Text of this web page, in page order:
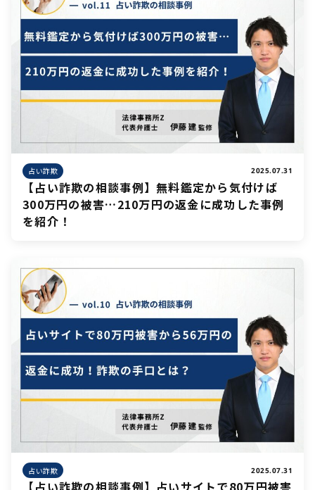
占い詐欺 2025.07.31
【占い詐欺の相談事例】無料鑑定から気付けば
300万円の被害…210万円の返金に成功した事例
を紹介！
占い詐欺 2025.07.31